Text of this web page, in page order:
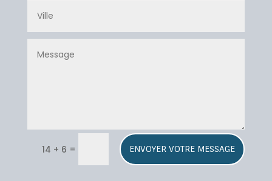
14 + 6 = ENVOYER VOTRE MESSAGE